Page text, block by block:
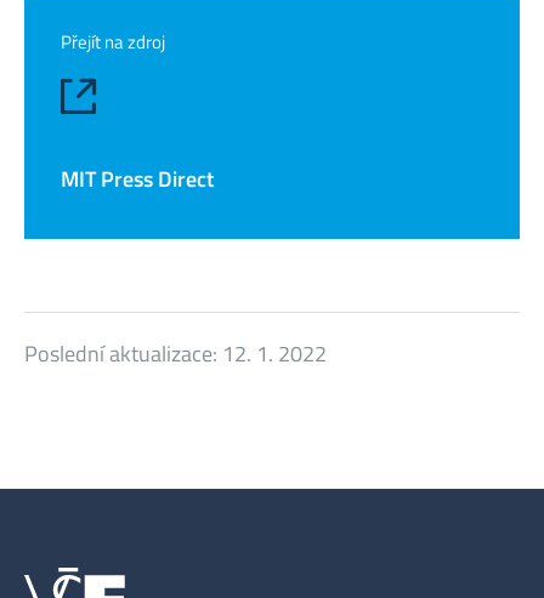
Přejít na zdroj
MIT Press Direct
Poslední aktualizace: 12. 1. 2022